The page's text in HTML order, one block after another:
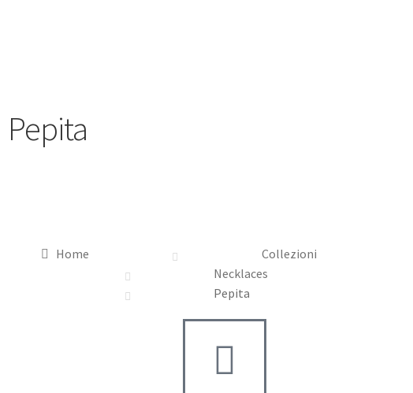
Pepita
Home
Collezioni
Necklaces
Pepita